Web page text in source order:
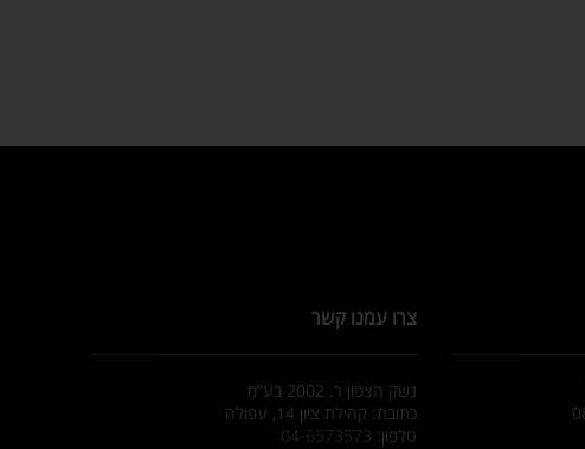
צרו עמנו קשר
נשק הצפון ר. 2002 בע”מ
כתובת: קהילת ציון 14, עפולה
טלפון: 04-6573573